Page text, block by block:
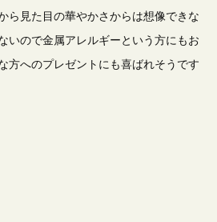
ら見た目の華やかさからは想像できな
いので金属アレルギーという方にもお
方へのプレゼントにも喜ばれそうです